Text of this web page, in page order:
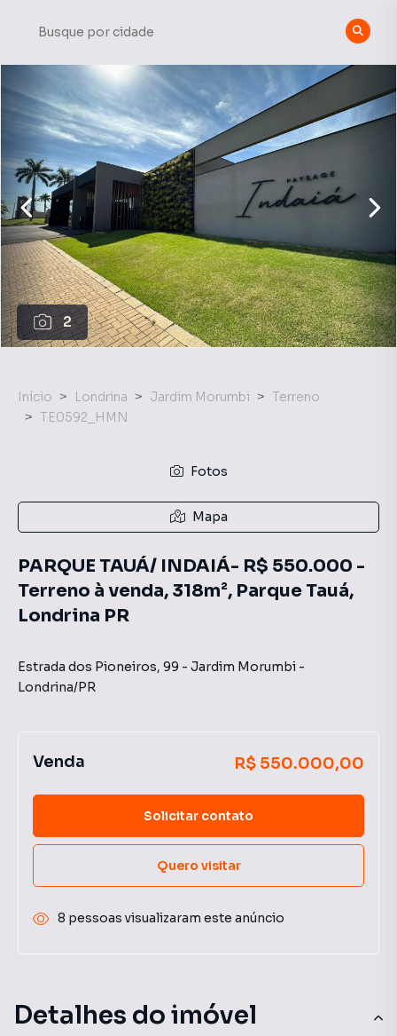
2
Detalhes do imóvel
Início Londrina Jardim Morumbi
Terreno
TE0592_HMN
Fotos
Mapa
PARQUE TAUÁ/ INDAIÁ- R$ 550.000 -
Terreno à venda, 318m², Parque Tauá,
Londrina PR
Estrada dos Pioneiros, 99 - Jardim Morumbi -
Londrina/PR
Venda R$ 550.000,00
Solicitar contato
Quero visitar
8 pessoas visualizaram este anúncio